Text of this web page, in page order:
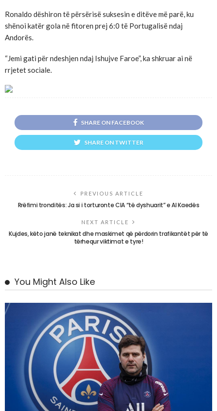
Ronaldo dëshiron të përsërisë suksesin e ditëve më parë, ku
shënoi katër gola në fitoren prej 6:0 të Portugalisë ndaj
Andorës.
“Jemi gati për ndeshjen ndaj Ishujve Faroe”, ka shkruar ai në
rrjetet sociale.
SHARE ON FACEBOOK
SHARE ON TWITTER
PREVIOUS ARTICLE
Rrëfimi tronditës: Ja si i torturonte CIA “të dyshuarit” e Al Kaedës
NEXT ARTICLE
Kujdes, këto janë teknikat dhe maskimet që përdorin trafikantët për të
tërhequr viktimat e tyre!
You Might Also Like